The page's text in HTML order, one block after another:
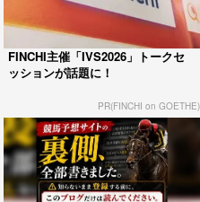
FINCHI主催「IVS2026」トークセ
ッションが話題に！
PR(FINCHI on GOETHE)